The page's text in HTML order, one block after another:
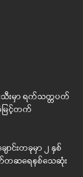
းမှာ ရက်သတ္တပတ်
ြင့်တက်
ာင်းတခုမှာ ၂ နှစ်
ာ်တဆရေနစ်သေဆုံး